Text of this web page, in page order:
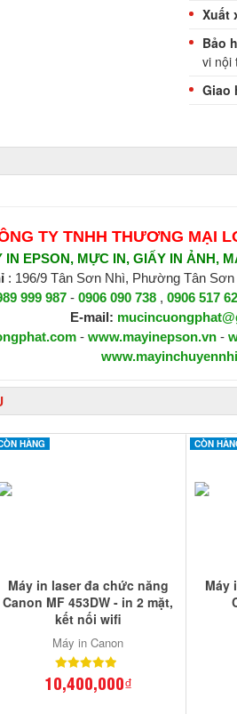
Xuất
Bảo
vi nội
Giao
TY TNHH THƯƠNG MẠI
IN EPSON, MỰC IN, GIẤY IN ẢNH,
: 196/9 Tân Sơn Nhì, Phường Tân
999 987-0906 090 738 ,0906 517
E-mail:
-www.mayinepson.vn -
HÀNG
Máy in laser đa chức năng
Canon MF 453DW - in 2 mặt,
kết nối wifi
Máy in Canon
10,400,000₫
CÒN
Máy